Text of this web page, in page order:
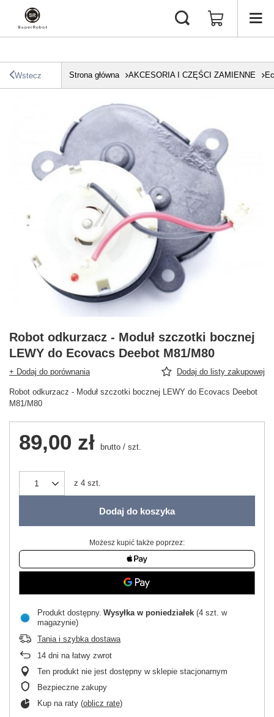
Wstecz Strona główna AKCESORIA I CZĘŚCI ZAMIENNE
Robot odkurzacz - Moduł szczotki bocznej
LEWY do Ecovacs Deebot M81/M80
+ Dodaj do porównania Dodaj do listy zakupowej
Robot odkurzacz - Moduł szczotki bocznej LEWY do Ecovacs Deebot
M81/M80
89,00 zł brutto / szt.
z 4 szt.
Dodaj do koszyka
Możesz kupić także poprzez:
Produkt dostępny Wysyłka w poniedziałek (4 szt. w
magazynie)
Tania i szybka dostawa
14 dni na łatwy zwrot
Ten produkt nie jest dostępny w sklepie stacjonarnym
Bezpieczne zakupy
Kup na raty (oblicz ratę)